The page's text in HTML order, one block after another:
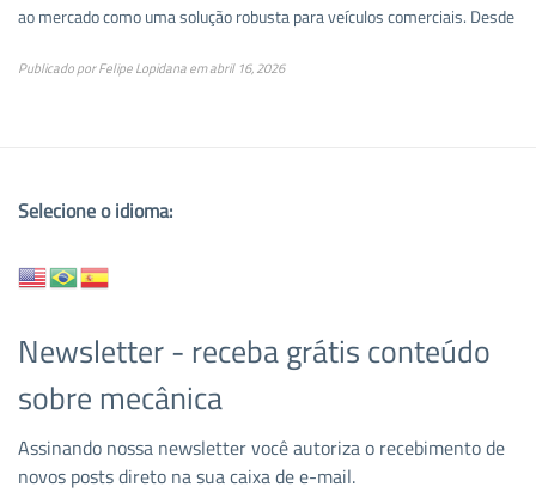
ao mercado como uma solução robusta para veículos comerciais. Desde
Publicado porFelipe Lopidanaemabril 16, 2026
Selecione o idioma:
Newsletter - receba grátis conteúdo
sobre mecânica
Assinando nossa newsletter você autoriza o recebimento de
novos posts direto na sua caixa de e-mail.